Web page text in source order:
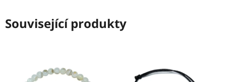
Související produkty